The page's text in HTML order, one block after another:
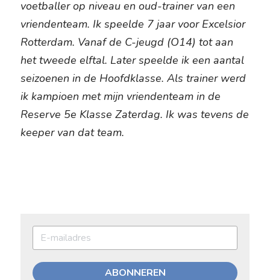
voetballer op niveau en oud-trainer van een
vriendenteam. Ik speelde 7 jaar voor Excelsior
Rotterdam. Vanaf de C-jeugd (O14) tot aan
het tweede elftal. Later speelde ik een aantal
seizoenen in de Hoofdklasse. Als trainer werd
ik kampioen met mijn vriendenteam in de
Reserve 5e Klasse Zaterdag. Ik was tevens de
keeper van dat team.
ABONNEREN